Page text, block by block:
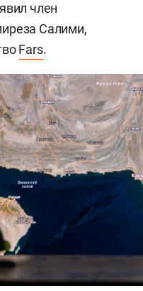
член
Салими,
Fars.